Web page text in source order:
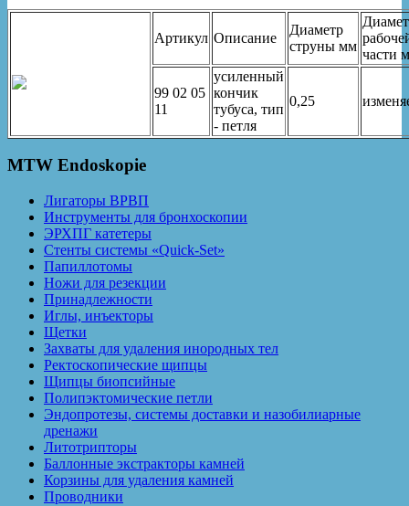
Артикул Описание
Диаметр
струны мм
части
99 02 05
11
усиленный
кончик
тубуса, тип
- петля
0,25
MTW Endoskopie
Лигаторы ВРВП
Инструменты для бронхоскопии
ЭРХПГ катетеры
Стенты системы «Quick-Set»
Папиллотомы
Ножи для резекции
Принадлежности
Иглы, инъекторы
Щетки
Захваты для удаления инородных тел
Ректоскопические щипцы
Щипцы биопсийные
Полипэктомические петли
Эндопротезы, системы доставки и назобилиарные
дренажи
Литотрипторы
Баллонные экстракторы камней
Корзины для удаления камней
Проводники